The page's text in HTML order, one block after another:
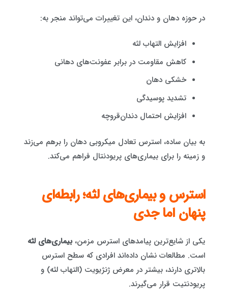
در حوزه دهان و دندان، این تغییرات می‌تواند منجر به:
افزایش التهاب لثه
کاهش مقاومت در برابر عفونت‌های دهانی
خشکی دهان
تشدید پوسیدگی
افزایش احتمال دندان‌قروچه
به بیان ساده، استرس تعادل میکروبی دهان را برهم می‌زند
و زمینه را برای بیماری‌های پریودنتال فراهم می‌کند.
استرس و بیماری‌های لثه؛ رابطه‌ای
پنهان اما جدی
یکی از شایع‌ترین پیامدهای استرس مزمن،بیماری‌های لثه
است. مطالعات نشان داده‌اند افرادی که سطح استرس
بالاتری دارند، بیشتر در معرض ژنژیویت (التهاب لثه) و
پریودنتیت قرار می‌گیرند.